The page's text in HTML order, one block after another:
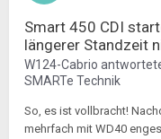
Smart 450 CDI
längerer Standzeit
W124-Cabrio
SMARTe Technik
So, es ist vollbracht!
mehrfach mit WD40